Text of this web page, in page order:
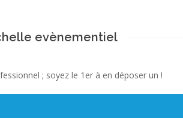
evènementiel
; soyez le 1er à en déposer un !